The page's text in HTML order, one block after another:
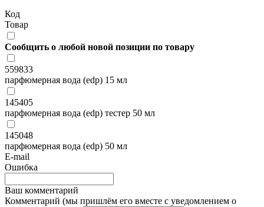
Код
Товар
Сообщить о любой новой позиции по товару
559833
парфюмерная вода (edp) 15 мл
145405
парфюмерная вода (edp) тестер 50 мл
145048
парфюмерная вода (edp) 50 мл
E-mail
Ошибка
Ваш комментарий
Комментарий (мы пришлём его вместе с уведомлением о